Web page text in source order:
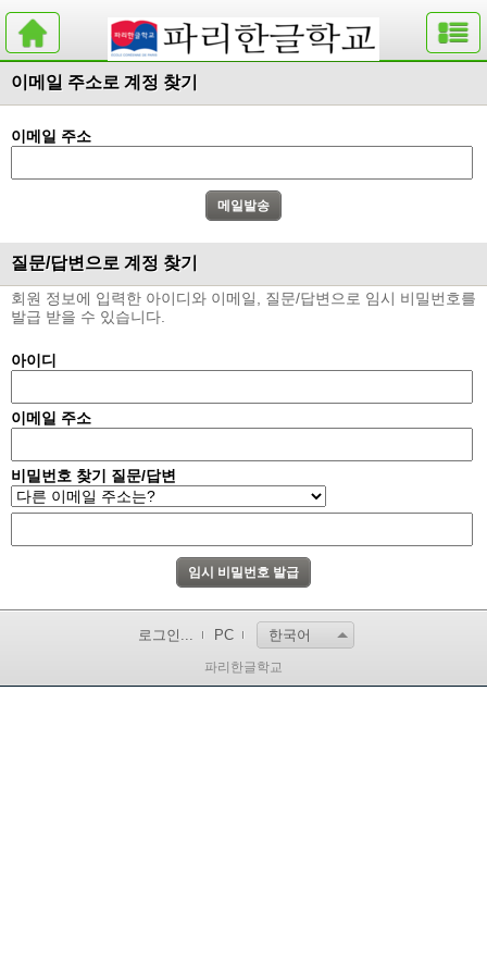
이메일 주소로 계정 찾기
이메일 주소
질문/답변으로 계정 찾기
회원 정보에 입력한 아이디와 이메일, 질문/답변으로 임시 비밀번호를
발급 받을 수 있습니다.
아이디
이메일 주소
비밀번호 찾기 질문/답변
로그인... PC 한국어
파리한글학교